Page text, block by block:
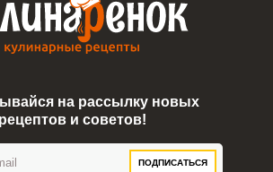
на рассылку новых
рецептов и советов!
ПОДПИСАТЬСЯ